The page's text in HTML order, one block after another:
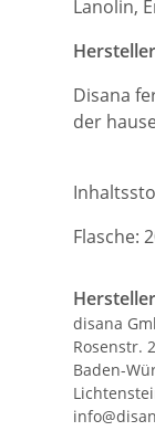
Lanolin,
Disana
der
Flasche:
disana
Rosenstr.
Baden-